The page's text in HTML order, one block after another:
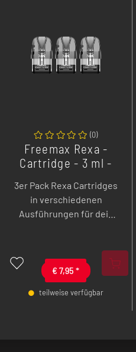
€ 7,95 *
teilweise verfügbar
(0)
Freemax Rexa -
Cartridge - 3 ml -
3er Pack Rexa Cartridges
in verschiedenen
Ausführungen für dein